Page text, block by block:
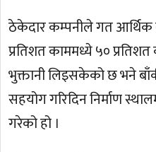
ठेकेदार कम्पनीले गत आर्थिक
प्रतिशत काममध्ये ५०
भुक्तानी लिइसकेको छ भने
सहयोग गरिदिन निर्माण
गरेको हो ।